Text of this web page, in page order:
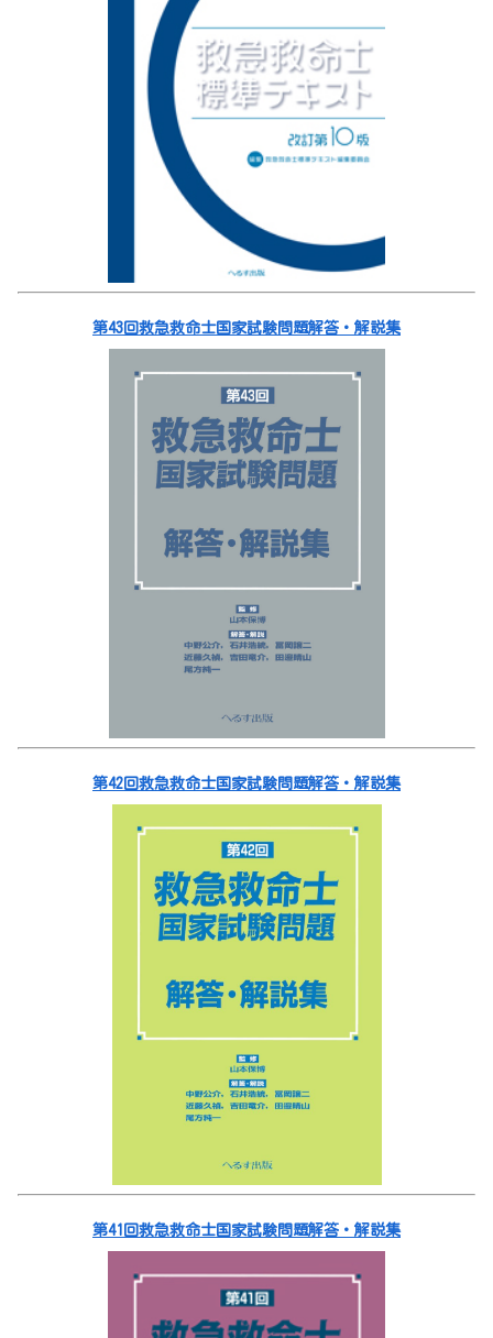
第43回救急救命士国家試験問題解答・解説集
第42回救急救命士国家試験問題解答・解説集
第41回救急救命士国家試験問題解答・解説集